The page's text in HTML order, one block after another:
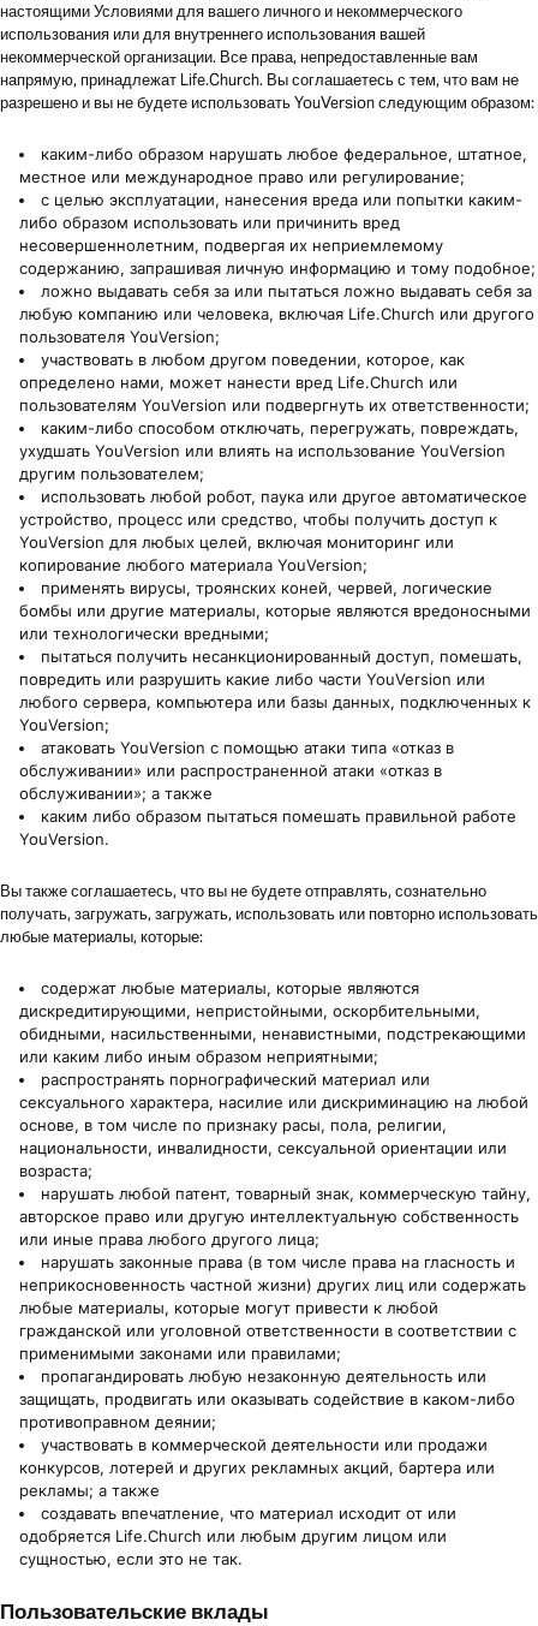
настоящими Условиями для вашего личного и некоммерческого
использования или для внутреннего использования вашей
некоммерческой организации. Все права, непредоставленные вам
напрямую, принадлежат Life.Church. Вы соглашаетесь с тем, что вам не
разрешено и вы не будете использовать YouVersion следующим образом:
каким-либо образом нарушать любое федеральное, штатное,
местное или международное право или регулирование;
с целью эксплуатации, нанесения вреда или попытки каким-
либо образом использовать или причинить вред
несовершеннолетним, подвергая их неприемлемому
содержанию, запрашивая личную информацию и тому подобное;
ложно выдавать себя за или пытаться ложно выдавать себя за
любую компанию или человека, включая Life.Church или другого
пользователя YouVersion;
участвовать в любом другом поведении, которое, как
определено нами, может нанести вред Life.Church или
пользователям YouVersion или подвергнуть их ответственности;
каким-либо способом отключать, перегружать, повреждать,
ухудшать YouVersion или влиять на использование YouVersion
другим пользователем;
использовать любой робот, паука или другое автоматическое
устройство, процесс или средство, чтобы получить доступ к
YouVersion для любых целей, включая мониторинг или
копирование любого материала YouVersion;
применять вирусы, троянских коней, червей, логические
бомбы или другие материалы, которые являются вредоносными
или технологически вредными;
пытаться получить несанкционированный доступ, помешать,
повредить или разрушить какие либо части YouVersion или
любого сервера, компьютера или базы данных, подключенных к
YouVersion;
атаковать YouVersion с помощью атаки типа «отказ в
обслуживании» или распространенной атаки «отказ в
обслуживании»; а также
каким либо образом пытаться помешать правильной работе
YouVersion.
Вы также соглашаетесь, что вы не будете отправлять, сознательно
получать, загружать, загружать, использовать или повторно использовать
любые материалы, которые:
содержат любые материалы, которые являются
дискредитирующими, непристойными, оскорбительными,
обидными, насильственными, ненавистными, подстрекающими
или каким либо иным образом неприятными;
распространять порнографический материал или
сексуального характера, насилие или дискриминацию на любой
основе, в том числе по признаку расы, пола, религии,
национальности, инвалидности, сексуальной ориентации или
возраста;
нарушать любой патент, товарный знак, коммерческую тайну,
авторское право или другую интеллектуальную собственность
или иные права любого другого лица;
нарушать законные права (в том числе права на гласность и
неприкосновенность частной жизни) других лиц или содержать
любые материалы, которые могут привести к любой
гражданской или уголовной ответственности в соответствии с
применимыми законами или правилами;
пропагандировать любую незаконную деятельность или
защищать, продвигать или оказывать содействие в каком-либо
противоправном деянии;
участвовать в коммерческой деятельности или продажи
конкурсов, лотерей и других рекламных акций, бартера или
рекламы; а также
создавать впечатление, что материал исходит от или
одобряется Life.Church или любым другим лицом или
сущностью, если это не так.
Пользовательские вклады